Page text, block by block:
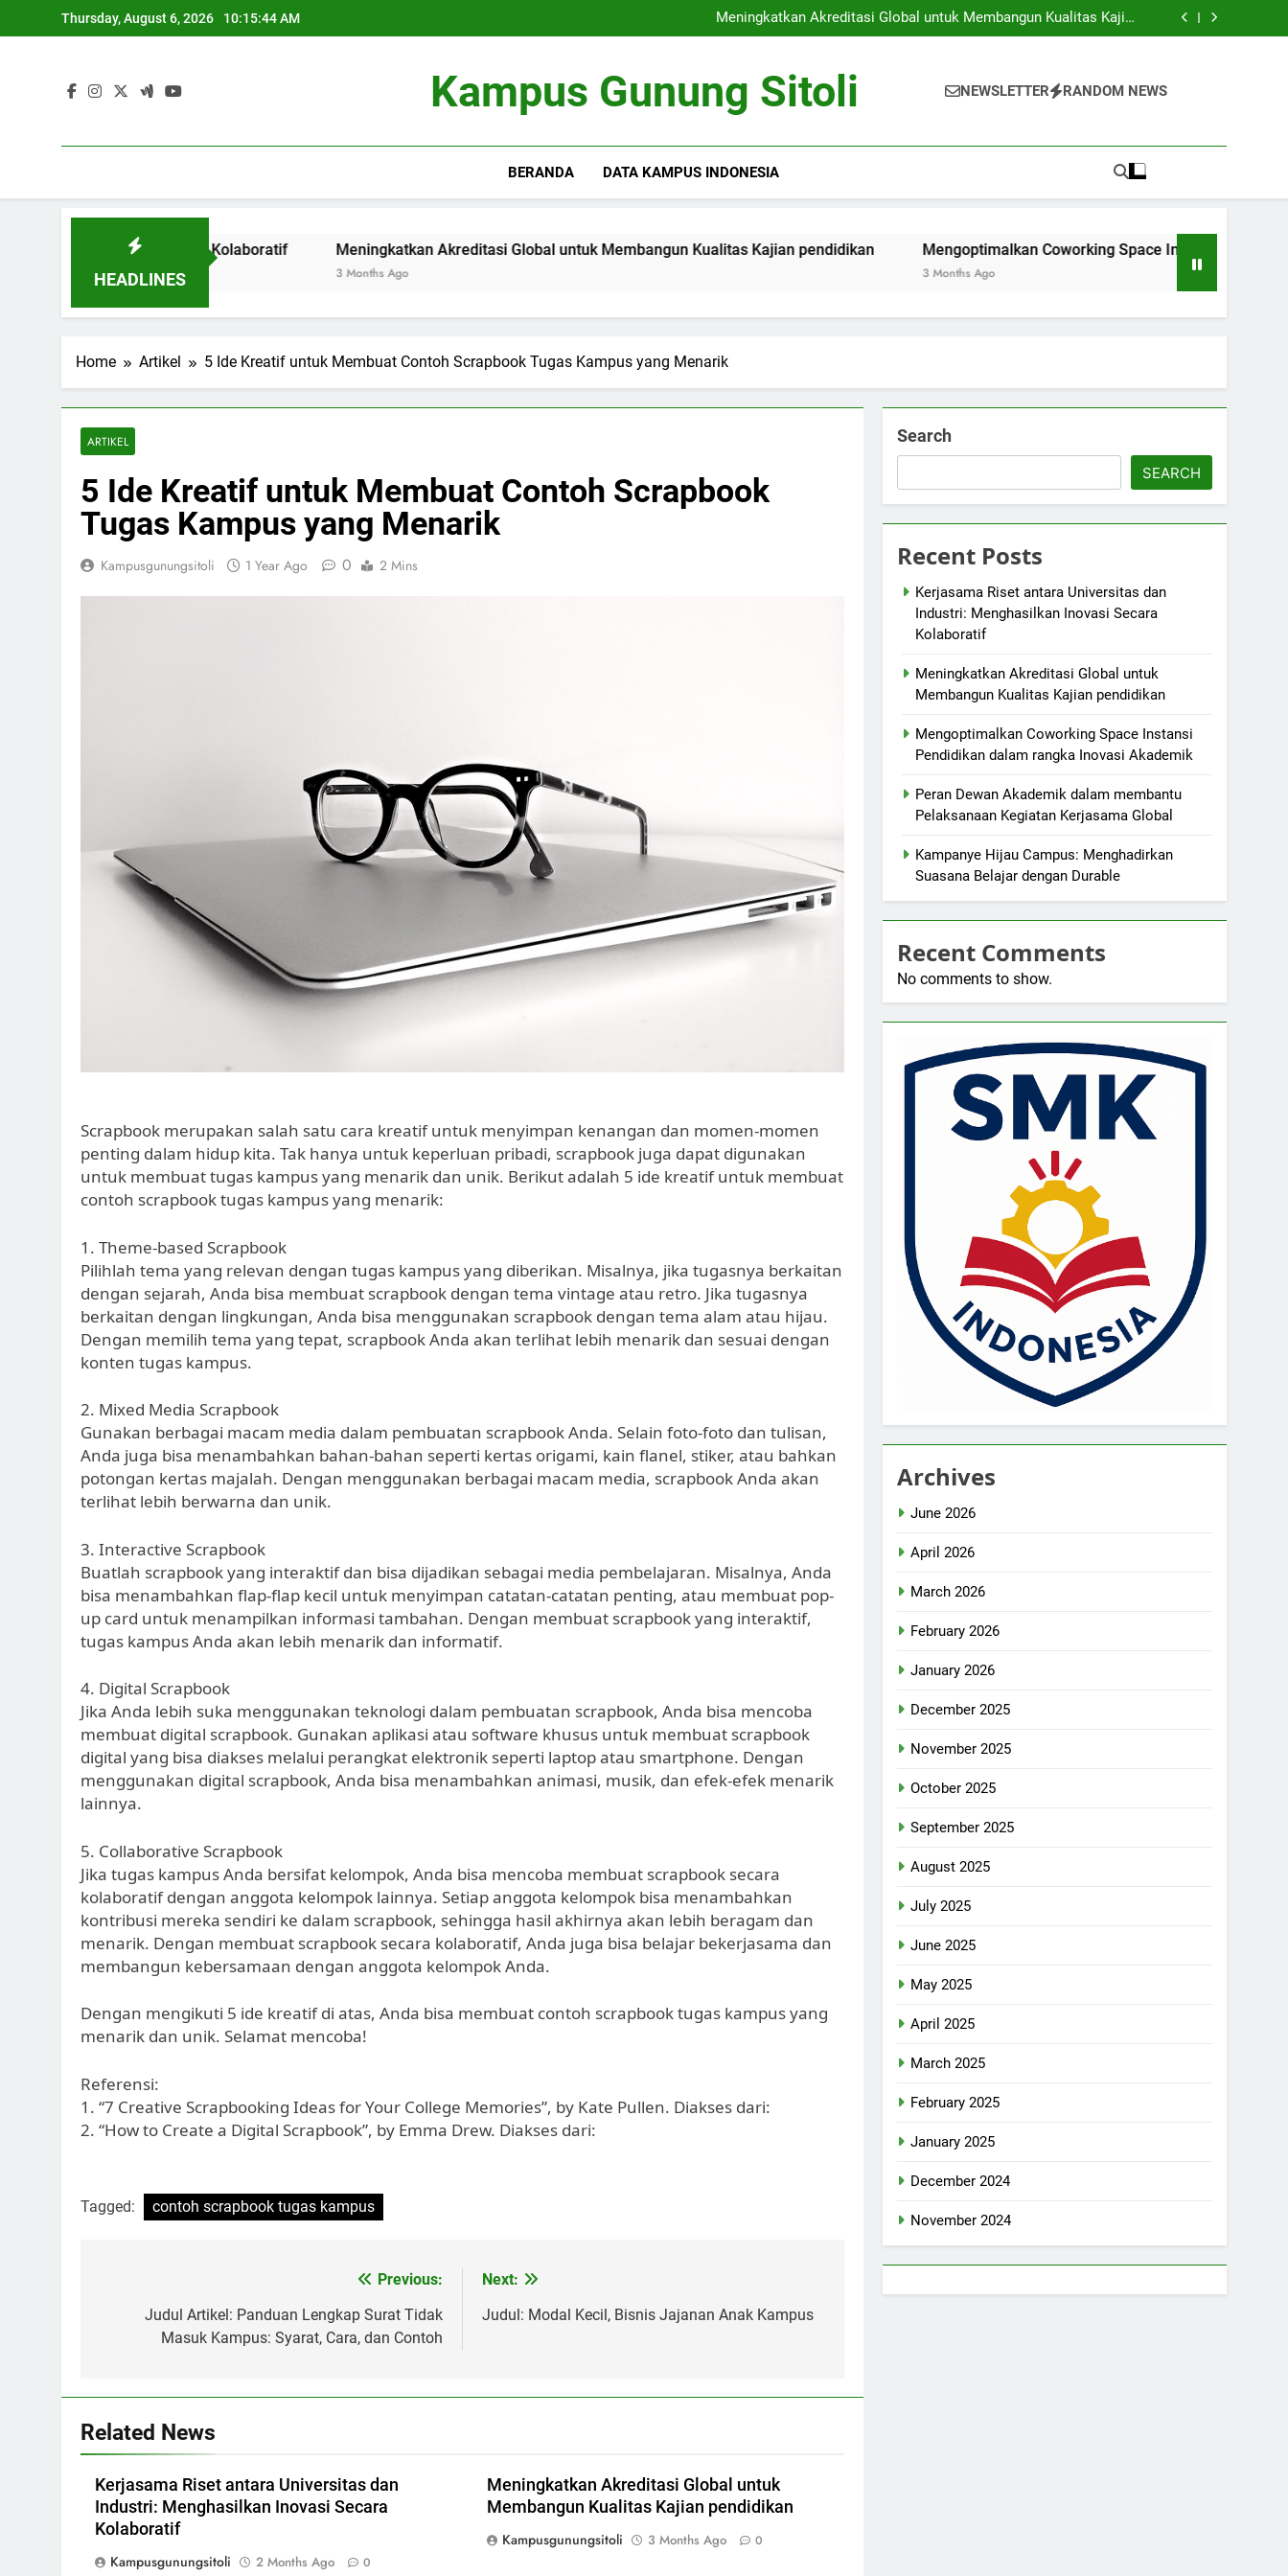
to
Thursday, August 6, 2026 10:15:44 AM
Secara Kolaboratif
Meningkatkan Akreditasi Global untuk Membangun Kualitas Kajian
pendidikan
Mengoptimalkan Coworking Space Instansi Pendidikan dalam rangka
Secara Kolaboratif
Meningkatkan Akreditasi Global untuk Membangun Kualitas Kajian
Mengoptimalkan Coworking Space Instansi Pendidikan dalam rangka
Kampus Gunung Sitoli NEWSLETTER RANDOM NEWS
BERANDA DATA KAMPUS INDONESIA
HEADLINES
Inovasi Secara Kolaboratif Meningkatkan Akreditasi Global untuk Membangun Kualitas Kajian pendidikan Mengoptimalkan Coworking Space Instansi Pendidikan dalam
Home Artikel 5 Ide Kreatif untuk Membuat Contoh Scrapbook Tugas Kampus yang Menarik
ARTIKEL
5 Ide Kreatif untuk Membuat Contoh Scrapbook
Tugas Kampus yang Menarik
Kampusgunungsitoli 1 Year Ago 0 2 Mins
Scrapbook merupakan salah satu cara kreatif untuk menyimpan kenangan dan momen-momen
penting dalam hidup kita. Tak hanya untuk keperluan pribadi, scrapbook juga dapat digunakan
untuk membuat tugas kampus yang menarik dan unik. Berikut adalah 5 ide kreatif untuk membuat
contoh scrapbook tugas kampus yang menarik:
1. Theme-based Scrapbook
Pilihlah tema yang relevan dengan tugas kampus yang diberikan. Misalnya, jika tugasnya berkaitan
dengan sejarah, Anda bisa membuat scrapbook dengan tema vintage atau retro. Jika tugasnya
berkaitan dengan lingkungan, Anda bisa menggunakan scrapbook dengan tema alam atau hijau.
Dengan memilih tema yang tepat, scrapbook Anda akan terlihat lebih menarik dan sesuai dengan
konten tugas kampus.
2. Mixed Media Scrapbook
Gunakan berbagai macam media dalam pembuatan scrapbook Anda. Selain foto-foto dan tulisan,
Anda juga bisa menambahkan bahan-bahan seperti kertas origami, kain flanel, stiker, atau bahkan
potongan kertas majalah. Dengan menggunakan berbagai macam media, scrapbook Anda akan
terlihat lebih berwarna dan unik.
3. Interactive Scrapbook
Buatlah scrapbook yang interaktif dan bisa dijadikan sebagai media pembelajaran. Misalnya, Anda
bisa menambahkan flap-flap kecil untuk menyimpan catatan-catatan penting, atau membuat pop-
up card untuk menampilkan informasi tambahan. Dengan membuat scrapbook yang interaktif,
tugas kampus Anda akan lebih menarik dan informatif.
4. Digital Scrapbook
Jika Anda lebih suka menggunakan teknologi dalam pembuatan scrapbook, Anda bisa mencoba
membuat digital scrapbook. Gunakan aplikasi atau software khusus untuk membuat scrapbook
digital yang bisa diakses melalui perangkat elektronik seperti laptop atau smartphone. Dengan
menggunakan digital scrapbook, Anda bisa menambahkan animasi, musik, dan efek-efek menarik
lainnya.
5. Collaborative Scrapbook
Jika tugas kampus Anda bersifat kelompok, Anda bisa mencoba membuat scrapbook secara
kolaboratif dengan anggota kelompok lainnya. Setiap anggota kelompok bisa menambahkan
kontribusi mereka sendiri ke dalam scrapbook, sehingga hasil akhirnya akan lebih beragam dan
menarik. Dengan membuat scrapbook secara kolaboratif, Anda juga bisa belajar bekerjasama dan
membangun kebersamaan dengan anggota kelompok Anda.
Dengan mengikuti 5 ide kreatif di atas, Anda bisa membuat contoh scrapbook tugas kampus yang
menarik dan unik. Selamat mencoba!
Referensi:
1. “7 Creative Scrapbooking Ideas for Your College Memories”, by Kate Pullen. Diakses dari:
2. “How to Create a Digital Scrapbook”, by Emma Drew. Diakses dari:
Tagged: contoh scrapbook tugas kampus
navigation
Previous:
Judul Artikel: Panduan Lengkap Surat Tidak
Masuk Kampus: Syarat, Cara, dan Contoh
Next:
Judul: Modal Kecil, Bisnis Jajanan Anak Kampus
Related News
Kerjasama Riset antara Universitas dan
Industri: Menghasilkan Inovasi Secara
Kolaboratif
Kampusgunungsitoli
2 Months Ago 0
Meningkatkan Akreditasi Global untuk
Membangun Kualitas Kajian pendidikan
Kampusgunungsitoli
3 Months Ago 0
Search
SEARCH
Recent Posts
Kerjasama Riset antara Universitas dan
Industri: Menghasilkan Inovasi Secara
Kolaboratif
Meningkatkan Akreditasi Global untuk
Membangun Kualitas Kajian pendidikan
Mengoptimalkan Coworking Space Instansi
Pendidikan dalam rangka Inovasi Akademik
Peran Dewan Akademik dalam membantu
Pelaksanaan Kegiatan Kerjasama Global
Kampanye Hijau Campus: Menghadirkan
Suasana Belajar dengan Durable
Recent Comments
No comments to show.
Archives
June 2026
April 2026
March 2026
February 2026
January 2026
December 2025
November 2025
October 2025
September 2025
August 2025
July 2025
June 2025
May 2025
April 2025
March 2025
February 2025
January 2025
December 2024
November 2024